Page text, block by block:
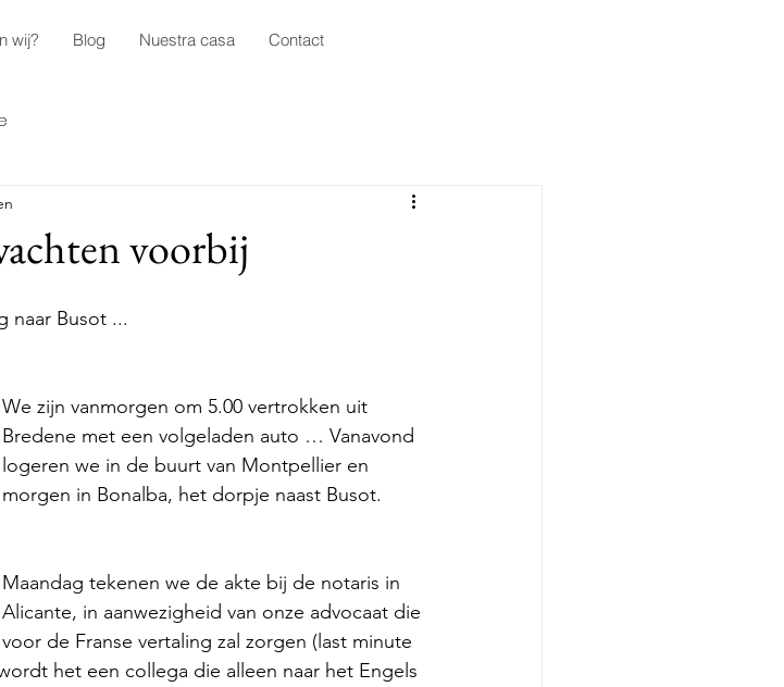
wij? Blog Nuestra casa Contact
voorbij
naar Busot ...
We zijn vanmorgen om 5.00 vertrokken uit
Bredene met een volgeladen auto … Vanavond
logeren we in de buurt van Montpellier en
morgen in Bonalba, het dorpje naast Busot.
Maandag tekenen we de akte bij de notaris in
Alicante, in aanwezigheid van onze advocaat die
voor de Franse vertaling zal zorgen (last minute
het een collega die alleen naar het Engels